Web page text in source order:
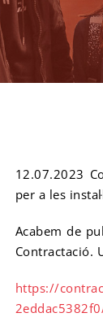
12.07.2023
per a les
Acabem de
Contractació.
https://